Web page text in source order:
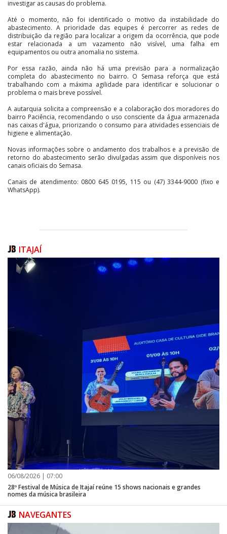
investigar as causas do problema.
Até o momento, não foi identificado o motivo da instabilidade do
abastecimento. A prioridade das equipes é percorrer as redes de
distribuição da região para localizar a origem da ocorrência, que pode
estar relacionada a um vazamento não visível, uma falha em
equipamentos ou outra anomalia no sistema.
Por essa razão, ainda não há uma previsão para a normalização
completa do abastecimento no bairro. O Semasa reforça que está
trabalhando com a máxima agilidade para identificar e solucionar o
problema o mais breve possível.
A autarquia solicita a compreensão e a colaboração dos moradores do
bairro Paciência, recomendando o uso consciente da água armazenada
nas caixas d'água, priorizando o consumo para atividades essenciais de
higiene e alimentação.
Novas informações sobre o andamento dos trabalhos e a previsão de
retorno do abastecimento serão divulgadas assim que disponíveis nos
canais oficiais do Semasa.
Canais de atendimento: 0800 645 0195, 115 ou (47) 3344-9000 (fixo e
WhatsApp).
ITAJAÍ
06/08/2026 | 07:00
28º Festival de Música de Itajaí reúne 15 shows nacionais e grandes
nomes da música brasileira
NAVEGANTES